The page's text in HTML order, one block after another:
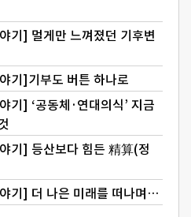
기] 멀게만 느껴졌던 기후변
기]기부도 버튼 하나로
기] ‘공동체·연대의식’ 지금
기] 등산보다 힘든 精算(정
기] 더 나은 미래를 떠나며…